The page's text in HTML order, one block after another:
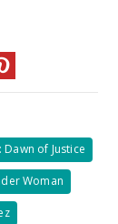
of Justice
Woman